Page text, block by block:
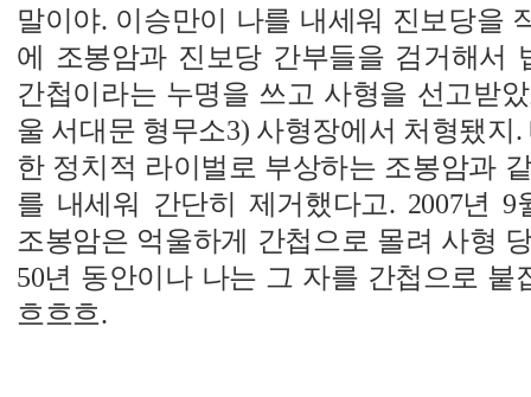
말이야. 이승만이 나를 내세워 진보당을
에 조봉암과 진보당 간부들을 검거해서
간첩이라는 누명을 쓰고 사형을 선고받
울 서대문 형무소3) 사형장에서 처형됐지
한 정치적 라이벌로 부상하는 조봉암과
를 내세워 간단히 제거했다고. 2007년 9
조봉암은 억울하게 간첩으로 몰려 사형
50년 동안이나 나는 그 자를 간첩으로 붙
흐흐흐.